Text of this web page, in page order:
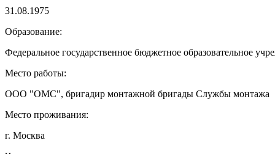
31.08.1975
Образование:
Федеральное государственное бюджетное образовательное
Место работы:
ООО "ОМС", бригадир монтажной бригады Службы монтажа
Место проживания:
г. Москва